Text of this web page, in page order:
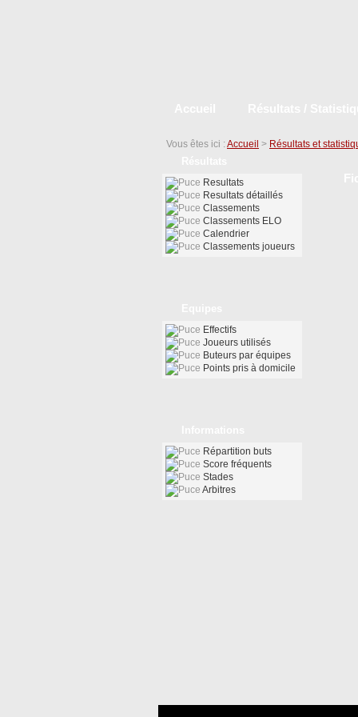
Vous êtes ici : Accueil > Résultats et
Resultats
Resultats détaillés
Classements
Classements ELO
Calendrier
Classements joueurs
Effectifs
Joueurs utilisés
Buteurs par équipes
Points pris à domicile
Répartition buts
Score fréquents
Stades
Arbitres